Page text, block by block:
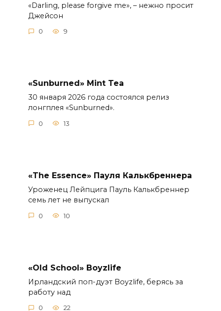
«Darling, please forgive me», – нежно просит
Джейсон
0 9
«Sunburned» Mint Tea
30 января 2026 года состоялся релиз
лонгплея «Sunburned».
0 13
«The Essence» Пауля Калькбреннера
Уроженец Лейпцига Пауль Калькбреннер
семь лет не выпускал
0 10
«Old School» Boyzlife
Ирландский поп-дуэт Boyzlife, берясь за
работу над
0 22